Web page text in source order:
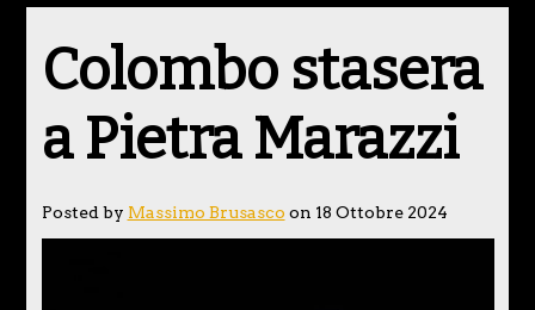
Colombo stasera
a Pietra Marazzi
Posted by Massimo Brusasco on 18 Ottobre 2024